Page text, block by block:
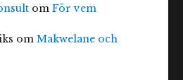
omFör vem
omMakwelane och